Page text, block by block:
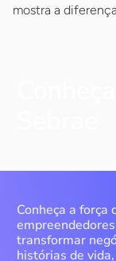
mostra a
Conheça a força
transformar
histórias de